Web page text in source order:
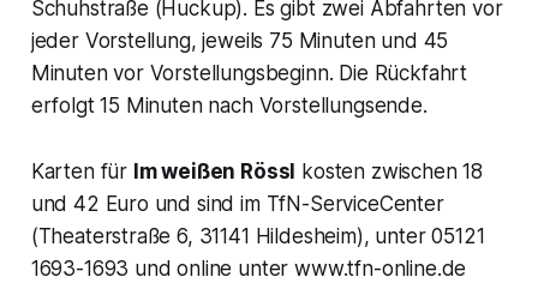
Schuhstraße (Huckup). Es gibt zwei Abfahrten vor
jeder Vorstellung, jeweils 75 Minuten und 45
Minuten vor Vorstellungsbeginn. Die Rückfahrt
erfolgt 15 Minuten nach Vorstellungsende.
Karten für Im weißen Rössl
kosten zwischen 18
und 42 Euro und sind im TfN-ServiceCenter
(Theaterstraße 6, 31141 Hildesheim), unter 05121
1693-1693 und online unter www.tfn-online.de